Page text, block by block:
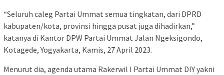
“Seluruh caleg Partai Ummat semua tingkatan, dari DPRD
kabupaten/kota, provinsi hingga pusat juga dihadirkan,”
katanya di Kantor DPW Partai Ummat Jalan Ngeksigondo,
Kotagede, Yogyakarta, Kamis, 27 April 2023.
Menurut dia, agenda utama Rakerwil I Partai Ummat DIY yakni